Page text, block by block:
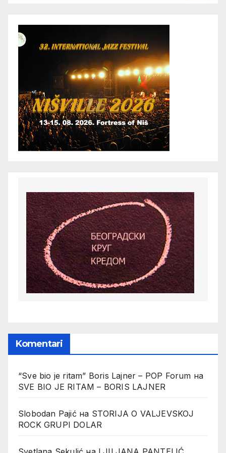
Komentari
“Sve bio je ritam” Boris Lajner – POP Forum на
SVE BIO JE RITAM – BORIS LAJNER
Slobodan Pajićна STORIJA O VALJEVSKOJ
ROCK GRUPI DOLAR